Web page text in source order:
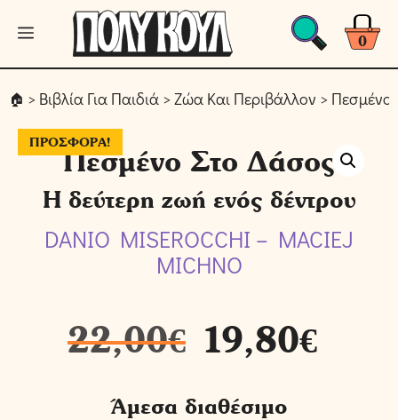
Μετάβαση
περιεχόμενο
0
Μενού
> Βιβλία Για Παιδιά >Ζώα Και Περιβάλλον > Πεσμένο
ΠΡΟΣΦΟΡΆ!
Πεσμένο Στο Δάσος
Η δεύτερη ζωή ενός δέντρου
DANIO MISEROCCHI – MACIEJ
MICHNO
22,00€ 19,80€
Άμεσα διαθέσιμο